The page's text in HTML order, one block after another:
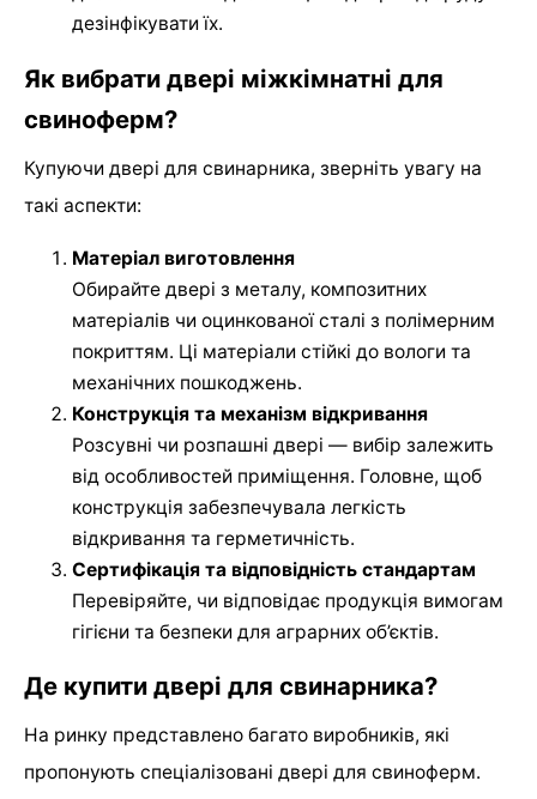
дезінфікувати їх.
Як вибрати двері міжкімнатні для
свиноферм?
Купуючи двері для свинарника, зверніть увагу на
такі аспекти:
Матеріал виготовлення
Обирайте двері з металу, композитних
матеріалів чи оцинкованої сталі з полімерним
покриттям. Ці матеріали стійкі до вологи та
механічних пошкоджень.
Конструкція та механізм відкривання
Розсувні чи розпашні двері — вибір залежить
від особливостей приміщення. Головне, щоб
конструкція забезпечувала легкість
відкривання та герметичність.
Сертифікація та відповідність стандартам
Перевіряйте, чи відповідає продукція вимогам
гігієни та безпеки для аграрних об’єктів.
Де купити двері для свинарника?
На ринку представлено багато виробників, які
пропонують спеціалізовані двері для свиноферм.